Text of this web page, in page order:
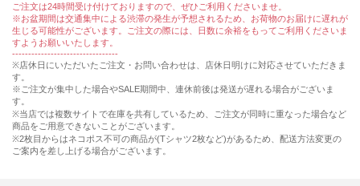
ご注文は24時間受け付けておりますので、ぜひご利用くださいませ。
※お盆期間は交通集中による渋滞の発生が予想されるため、お荷物のお届けに遅れが
生じる可能性がございます。ご注文の際には、日数に余裕をもってご利用くださいま
すようお願いいたします。
---------------------------------
※店休日にいただいたご注文・お問い合わせは、店休日明けに対応させていただきま
す。
※ご注文が集中した場合やSALE期間中、連休前後は発送が遅れる場合がございま
す。
※当店では複数サイトで在庫を共有しているため、ご注文が同時に重なった場合など
商品をご用意できないことがございます。
※2枚目からはネコポス不可の商品が(Tシャツ2枚など)があるため、配送方法変更の
ご案内を差し上げる場合がございます。